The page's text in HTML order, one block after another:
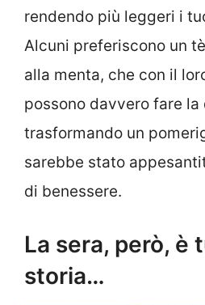
rendendo più leggeri i
Alcuni preferiscono un
alla menta, che con il
possono davvero fare la
trasformando un
sarebbe stato
di benessere.
La sera, però, è
storia…